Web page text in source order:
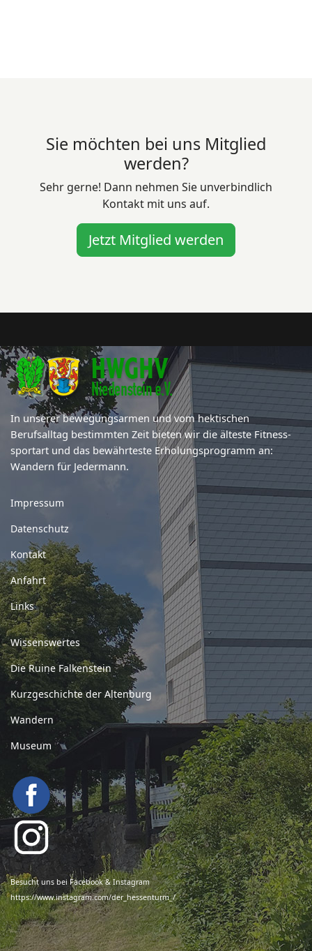
Sie möchten bei uns Mitglied
werden?
Sehr gerne! Dann nehmen Sie unverbindlich
Kontakt mit uns auf.
Jetzt Mitglied werden
In unserer bewegungsarmen und vom hektischen
Berufsalltag bestimmten Zeit bieten wir die älteste Fitness-
sportart und das bewährteste Erholungsprogramm an:
Wandern für Jedermann.
Impressum
Datenschutz
Kontakt
Anfahrt
Links
Wissenswertes
Die Ruine Falkenstein
Kurzgeschichte der Altenburg
Wandern
Museum
Besucht uns bei Facebook & Instagram
https://www.instagram.com/der_hessenturm_/